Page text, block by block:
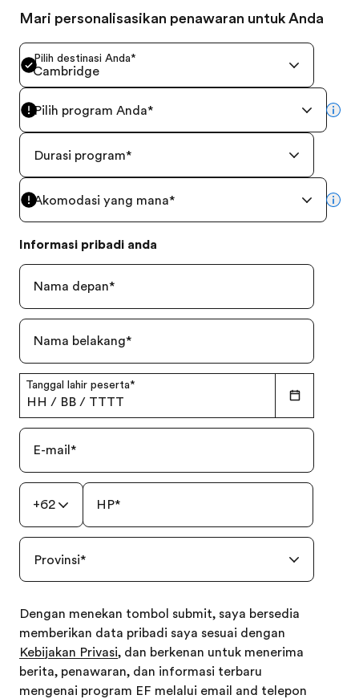
Mari personalisasikan penawaran untuk Anda
Pilih destinasi Anda*
Cambridge
Pilih program Anda*
Durasi program*
Akomodasi yang mana*
Informasi pribadi anda
Nama depan*
Nama belakang*
Tanggal lahir peserta*
HH / BB / TTTT
E-mail *
+62 HP*
Provinsi*
Dengan menekan tombol submit, saya bersedia
memberikan data pribadi saya sesuai dengan
Kebijakan Privasi, dan berkenan untuk menerima
berita, penawaran, dan informasi terbaru
mengenai program EF melalui email and telepon